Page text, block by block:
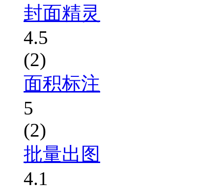
封面精灵
4.5
(2)
面积标注
5
(2)
批量出图
4.1